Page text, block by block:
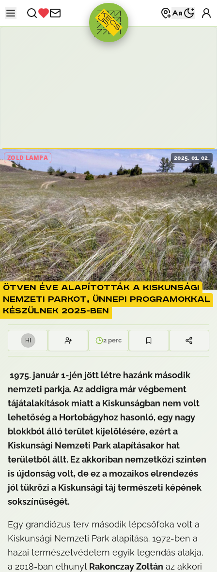
HIRDETÉS
ZÖLD LÁMPA 2025. 01. 02.
Ötven éve alapították a Kiskunsági
Nemzeti Parkot, ünnepi programokkal
készülnek 2025-ben
HI 2 perc
nemzeti parkja. Az addigra már végbement
tájátalakítások miatt a Kiskunságban nem volt
lehetőség a Hortobágyhoz hasonló, egy nagy
blokkból álló terület kijelölésére, ezért a
Kiskunsági Nemzeti Park alapításakor hat
területből állt. Ez akkoriban nemzetközi szinten
is újdonság volt, de ez a mozaikos elrendezés
jól tükrözi a Kiskunsági táj természeti képének
sokszínűségét.
Egy grandiózus terv második lépcsőfoka volt a
Kiskunsági Nemzeti Park alapítása. 1972-ben a
hazai természetvédelem egyik legendás alakja,
a 2018-ban elhunyt Rakonczay Zoltán az akkori